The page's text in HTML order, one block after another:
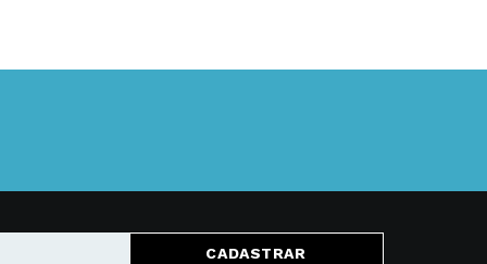
CADASTRAR